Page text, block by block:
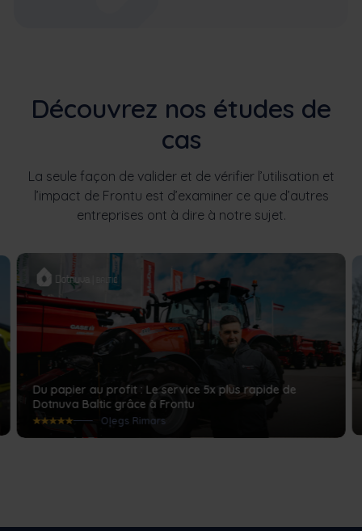
Découvrez nos études de
cas
La seule façon de valider et de vérifier l’utilisation et
l’impact de Frontu est d’examiner ce que d’autres
entreprises ont à dire à notre sujet.
Du papier au profit : Le service 5x plus rapide de
Dotnuva Baltic grâce à Frontu
Oļegs Rimars